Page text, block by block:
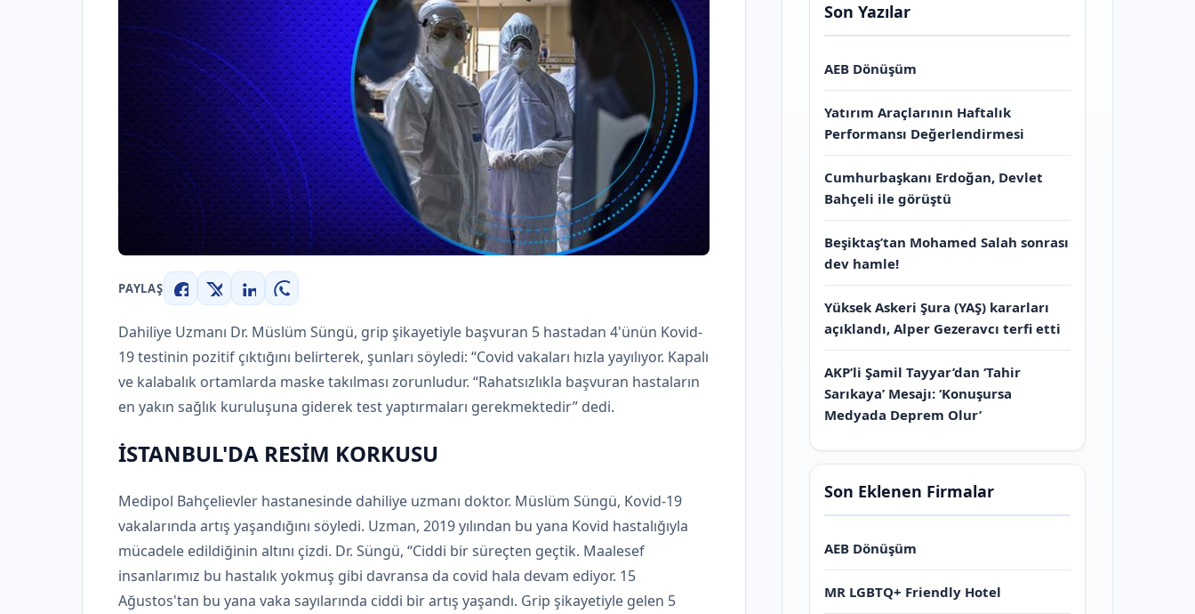
PAYLAŞ
Facebook
X LinkedInWhatsApp
Dahiliye Uzmanı Dr. Müslüm Süngü, grip şikayetiyle başvuran 5 hastadan 4'ünün Kovid-
19 testinin pozitif çıktığını belirterek, şunları söyledi: “Covid vakaları hızla yayılıyor. Kapalı
ve kalabalık ortamlarda maske takılması zorunludur. “Rahatsızlıkla başvuran hastaların
en yakın sağlık kuruluşuna giderek test yaptırmaları gerekmektedir” dedi.
İSTANBUL'DA RESİM KORKUSU
Medipol Bahçelievler hastanesinde dahiliye uzmanı doktor. Müslüm Süngü, Kovid-19
vakalarında artış yaşandığını söyledi. Uzman, 2019 yılından bu yana Kovid hastalığıyla
mücadele edildiğinin altını çizdi. Dr. Süngü, “Ciddi bir süreçten geçtik. Maalesef
insanlarımız bu hastalık yokmuş gibi davransa da covid hala devam ediyor. 15
Ağustos'tan bu yana vaka sayılarında ciddi bir artış yaşandı. Grip şikayetiyle gelen 5
Son Yazılar
AEB Dönüşüm
Yatırım Araçlarının Haftalık
Performansı Değerlendirmesi
Cumhurbaşkanı Erdoğan, Devlet
Bahçeli ile görüştü
Beşiktaş’tan Mohamed Salah sonrası
dev hamle!
Yüksek Askeri Şura (YAŞ) kararları
açıklandı, Alper Gezeravcı terfi etti
AKP’li Şamil Tayyar’dan ‘Tahir
Sarıkaya’ Mesajı: ‘Konuşursa
Medyada Deprem Olur’
Son Eklenen Firmalar
AEB Dönüşüm
MR LGBTQ+ Friendly Hotel